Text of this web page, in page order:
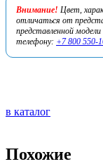
Внимание! Цвет,
отличаться от
представленной
телефону: +7 800 550-
в каталог
Похожие